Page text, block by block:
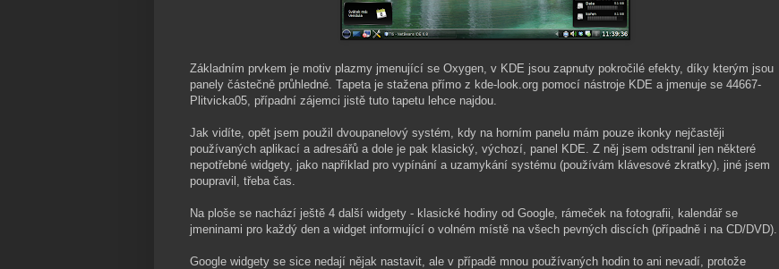
Základním prvkem je motiv plazmy jmenující se Oxygen, v KDE jsou zapnuty pokročilé efekty, díky kterým jsou
panely částečně průhledné. Tapeta je stažena přímo z kde-look.org pomocí nástroje KDE a jmenuje se 44667-
Plitvicka05, případní zájemci jistě tuto tapetu lehce najdou.
Jak vidíte, opět jsem použil dvoupanelový systém, kdy na horním panelu mám pouze ikonky nejčastěji
používaných aplikací a adresářů a dole je pak klasický, výchozí, panel KDE. Z něj jsem odstranil jen některé
nepotřebné widgety, jako například pro vypínání a uzamykání systému (používám klávesové zkratky), jiné jsem
poupravil, třeba čas.
Na ploše se nachází ještě 4 další widgety - klasické hodiny od Google, rámeček na fotografii, kalendář se
jmeninami pro každý den a widget informující o volném místě na všech pevných discích (případně i na CD/DVD).
Google widgety se sice nedají nějak nastavit, ale v případě mnou používaných hodin to ani nevadí, protože